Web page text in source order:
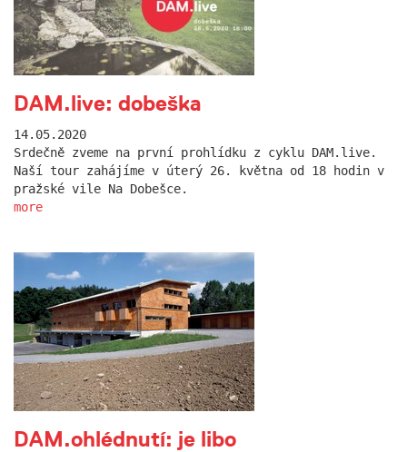
DAM.live: dobeška
14.05.2020
Srdečně zveme na první prohlídku z cyklu DAM.live.
Naší tour zahájíme v úterý 26. května od 18 hodin v
pražské vile Na Dobešce.
more
DAM.ohlédnutí: je libo